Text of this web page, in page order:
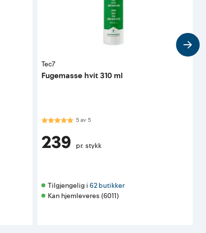
Tec7
Fugemasse hvit 310 ml
Karakter:5.0 av 5 mulige
5av5
239 pr. stykk
Tilgjengelig i 62 butikker
Kan hjemleveres (6011)